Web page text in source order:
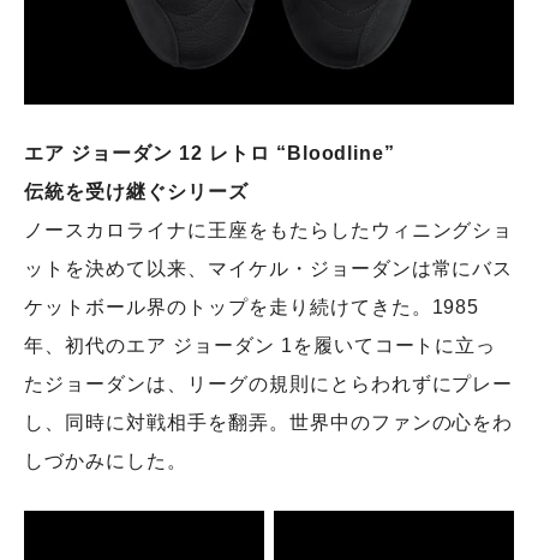
エア ジョーダン 12 レトロ “Bloodline”
伝統を受け継ぐシリーズ
ノースカロライナに王座をもたらしたウィニングショ
ットを決めて以来、マイケル・ジョーダンは常にバス
ケットボール界のトップを走り続けてきた。1985
年、初代のエア ジョーダン 1を履いてコートに立っ
たジョーダンは、リーグの規則にとらわれずにプレー
し、同時に対戦相手を翻弄。世界中のファンの心をわ
しづかみにした。